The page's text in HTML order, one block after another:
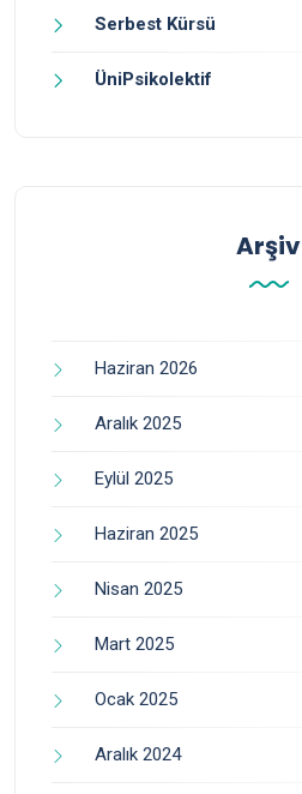
Serbest Kürsü
ÜniPsikolektif
Arşiv
Haziran 2026
Aralık 2025
Eylül 2025
Haziran 2025
Nisan 2025
Mart 2025
Ocak 2025
Aralık 2024